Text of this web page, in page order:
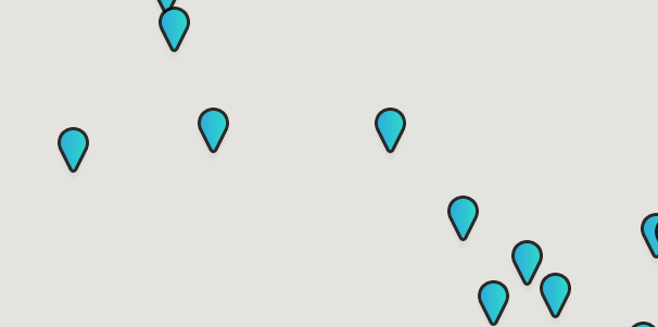
Castel Bolognese
Sant'agata Sul Santerno
Calderara Di Reno